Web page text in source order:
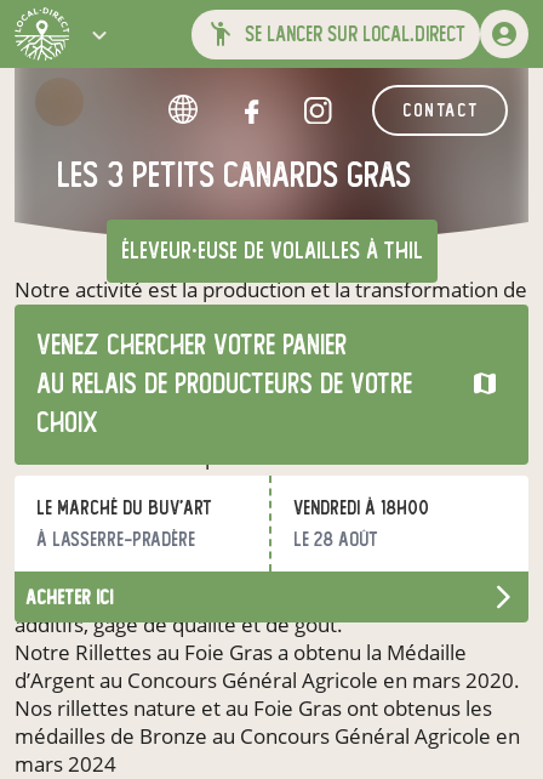
se lancer sur local.direct
contact
Les 3 Petits Canards Gras
éleveur·euse de volaillesà Thil
Venez chercher votre panier
au relais de producteurs de votre
choix
Le Marché du Buv'Art
à Lasserre-Pradère
vendredi à 18h00
le 28 août
acheter ici
Notre activité est la production et la transformation de
produits à base de canards gras. Notre activité est la
production et la transformation de produits à base de
canards gras.
Nos canards naissent et sont élevés dans le Gers. Ils
sont nourris avec le maïs ( garanti sans OGM) cultivé
directement sur l'exploitation.
Dans notre laboratoire, situé à Thil en Haute Garonne,
nous transformons tous nos canards dans le respect
des traditions culinaires et selon les recettes de nos
grands-mères.
Nos produits sont cuisinés sans conservateur ni
additifs, gage de qualité et de goût.
Notre Rillettes au Foie Gras a obtenu la Médaille
d’Argent au Concours Général Agricole en mars 2020.
Nos rillettes nature et au Foie Gras ont obtenus les
médailles de Bronze au Concours Général Agricole en
mars 2024